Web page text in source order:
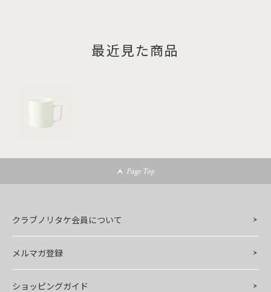
最近見た商品
Page Top
クラブノリタケ会員について
メルマガ登録
ショッピングガイド